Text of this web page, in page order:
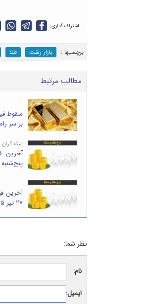
اشتراک گذاری:
برچسب‎ها : بازار رشت طلا
مطالب مرتبط
بر سر
سکه
آخرین
پنج‌شنبه ۲۵ تیر ۱۴۰۵
آخرین
۲۷ تیر ۱۴۰۵
نظر شما:
نام:
ایمیل: